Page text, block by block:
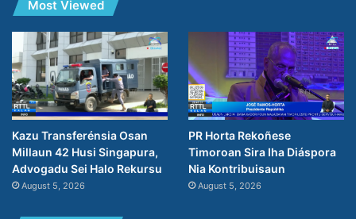
Most Viewed
Kazu Transferénsia Osan
Millaun 42 Husi Singapura,
Advogadu Sei Halo Rekursu
August 5, 2026
PR Horta Rekoñese
Timoroan Sira Iha Diáspora
Nia Kontribuisaun
August 5, 2026